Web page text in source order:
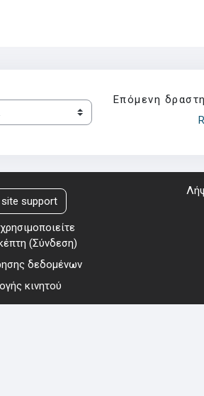
Επόμενη
support
(Σύνδεση)
δεδομένων
κινητού